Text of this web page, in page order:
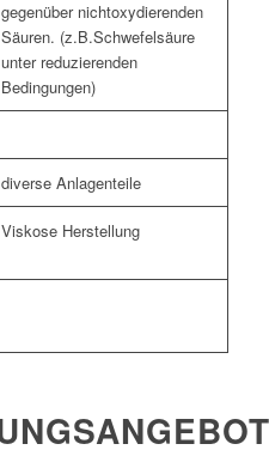
gegenüber nichtoxydierenden
Säuren. (z.B.Schwefelsäure
unter reduzierenden
Bedingungen)
diverse Anlagenteile
Viskose Herstellung